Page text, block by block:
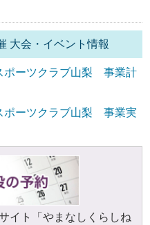
大会・イベント情報
ーツクラブ山梨 事業計
ーツクラブ山梨 事業実
イト「やまなしくらしね